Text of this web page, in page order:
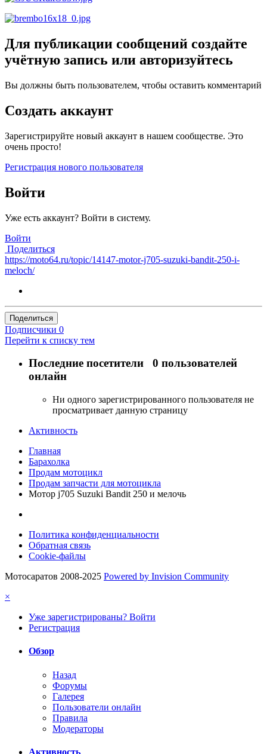
Для публикации сообщений создайте
учётную запись или авторизуйтесь
Вы должны быть пользователем, чтобы оставить комментарий
Создать аккаунт
Зарегистрируйте новый аккаунт в нашем сообществе. Это
очень просто!
Регистрация нового пользователя
Войти
Уже есть аккаунт? Войти в систему.
Войти
Поделиться
https://moto64.ru/topic/14147-motor-j705-suzuki-bandit-250-i-
meloch/
Поделиться
Подписчики 0
Перейти к списку тем
Последние посетители 0 пользователей
онлайн
Ни одного зарегистрированного пользователя не
просматривает данную страницу
Активность
Главная
Барахолка
Продам мотоцикл
Продам запчасти для мотоцикла
Мотор j705 Suzuki Bandit 250 и мелочь
Политика конфиденциальности
Обратная связь
Cookie-файлы
Мотосаратов 2008-2025 Powered by Invision Community
×
Уже зарегистрированы? Войти
Регистрация
Обзор
Назад
Форумы
Галерея
Пользователи онлайн
Правила
Модераторы
Активность